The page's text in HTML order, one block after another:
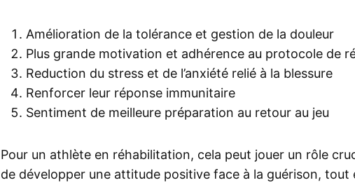
Amélioration de la tolérance et gestion de la douleur
Plus grande motivation et adhérence au protocole de
Reduction du stress et de l’anxiété relié à la blessure
Renforcer leur réponse immunitaire
Sentiment de meilleure préparation au retour au jeu
Pour un athlète en réhabilitation, cela peut jouer un rôle
de développer une attitude positive face à la guérison, tout